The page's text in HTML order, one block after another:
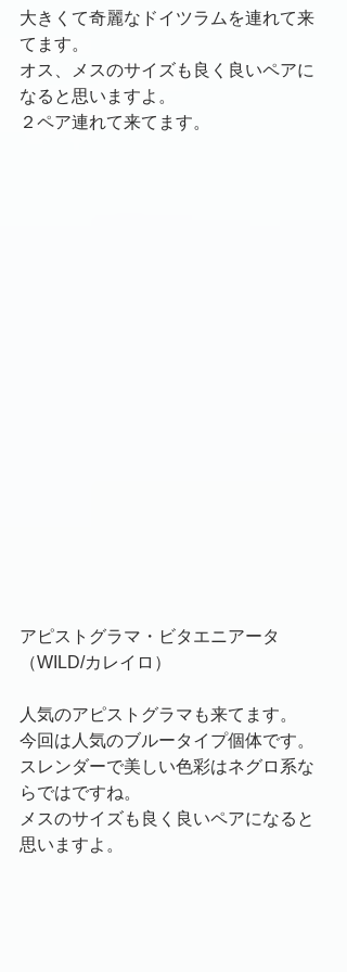
大きくて奇麗なドイツラムを連れて来
てます。
オス、メスのサイズも良く良いペアに
なると思いますよ。
２ペア連れて来てます。
アピストグラマ・ビタエニアータ
（WILD/カレイロ）
人気のアピストグラマも来てます。
今回は人気のブルータイプ個体です。
スレンダーで美しい色彩はネグロ系な
らではですね。
メスのサイズも良く良いペアになると
思いますよ。